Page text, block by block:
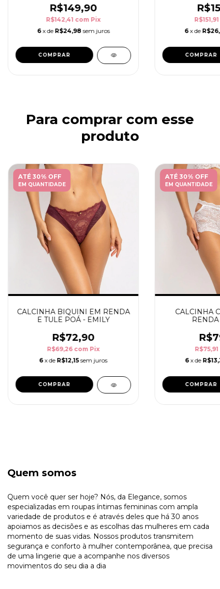
R$149,90
R$142,41 com Pix
6 x de R$24,98 sem juros
COMPRAR
R$151,91
6 x de
COMPRAR
Para comprar com esse
produto
ATÉ 30% OFF
EM QUANTIDADE
CALCINHA BIQUINI EM RENDA
E TULE POÁ - EMILY
R$72,90
R$69,26 com Pix
6 x de R$12,15 sem juros
COMPRAR
ATÉ 30% OFF
EM QUANTIDADE
CALCINHA
R$75,91
6 x de
COMPRAR
Quem somos
Quem você quer ser hoje? Nós, da Elegance, somos
especializadas em roupas íntimas femininas com ampla
variedade de produtos e é através deles que há 30 anos
apoiamos as decisões e as escolhas das mulheres em cada
momento de suas vidas. Nossos produtos transmitem
segurança e conforto à mulher contemporânea, que precisa
de uma lingerie que a acompanhe nos diversos
movimentos do seu dia a dia